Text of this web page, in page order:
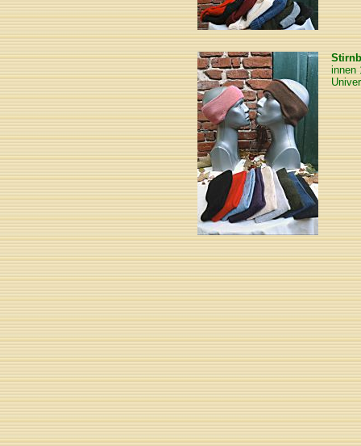
innen